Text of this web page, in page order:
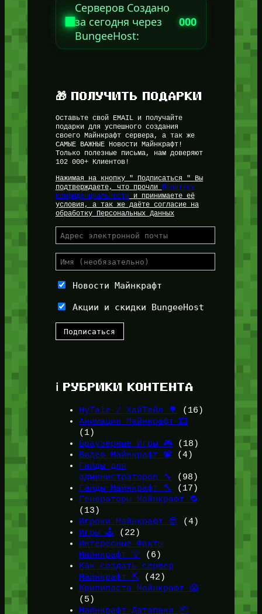
Серверов Создано
за сегодня через
BungeeHost:
000
🎁 ПОЛУЧИТЬ ПОДАРКИ
Оставьте свой EMAIL и получайте
подарки для успешного создания
своего Майнкрафт сервера, а так же
САМЫЕ ВАЖНЫЕ Новости Майнкрафт!
Только полезные письма, нам доверяют
102 000+ Клиентов!
Нажимая на кнопку " Подписаться " Вы
подтверждаете, что прочли
Политику
Конфиденциальностии принимаете её
условия, а так же даёте согласие на
обработку Персональных Данных
Новости Майнкрафт
Акции и скидки BungeeHost
ℹ️ РУБРИКИ КОНТЕНТА
HyTale / ХайТейл 🌳
(16)
Анимации Майнкрафт 🎞️
(1)
Браузерные Игры 🎮(18)
Видео Майнкрафт 📽️ (4)
Гайды для
администраторов 🔧
(98)
Гайды Майнкрафт 🔨
(17)
Генераторы Майнкрафт 🔁
(13)
Игроки Майнкрафт 😎 (4)
Игры 🕹️ (22)
Интересные Факты
Майнкрафт 💡(6)
Как создать сервер
Майнкрафт ⛏️ (42)
Крипипаста Майнкрафт 😱
(5)
Майнкрафт Датапаки 📦